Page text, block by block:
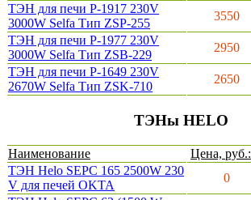
ТЭН для печи P-1917 230V
3000W Selfa Тип ZSP-255
3550
ТЭН для печи P-1977 230V
3000W Selfa Тип ZSB-229
2950
ТЭН для печи Р-1649 230V
2670W Selfa Тип ZSK-710
2650
ТЭНы HELO
Наименование Цена, руб.:
ТЭН Helo SEPC 165 2500W 230
V для печей OKTA
0